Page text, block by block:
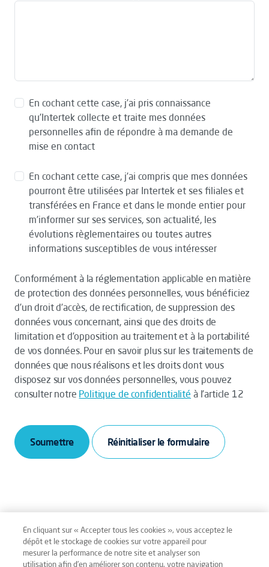
En cochant cette case, j’ai pris connaissance
qu’Intertek collecte et traite mes données
personnelles afin de répondre à ma demande de
mise en contact
En cochant cette case, j’ai compris que mes données
pourront être utilisées par Intertek et ses filiales et
transférées en France et dans le monde entier pour
m’informer sur ses services, son actualité, les
évolutions règlementaires ou toutes autres
informations susceptibles de vous intéresser
Conformément à la réglementation applicable en matière
de protection des données personnelles, vous bénéficiez
d’un droit d’accès, de rectification, de suppression des
données vous concernant, ainsi que des droits de
limitation et d’opposition au traitement et à la portabilité
de vos données. Pour en savoir plus sur les traitements de
données que nous réalisons et les droits dont vous
disposez sur vos données personnelles, vous pouvez
consulter notre Politique de confidentialité à l’article 12
Soumettre
Mentions légales Conditions générales
En cliquant sur « Accepter tous les cookies », vous acceptez le
dépôt et le stockage de cookies sur votre appareil pour
mesurer la performance de notre site et analyser son
utilisation afin d’en améliorer son contenu, votre navigation